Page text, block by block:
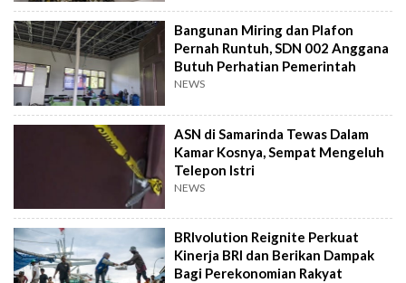
Bangunan Miring dan Plafon
Pernah Runtuh, SDN 002 Anggana
Butuh Perhatian Pemerintah
NEWS
ASN di Samarinda Tewas Dalam
Kamar Kosnya, Sempat Mengeluh
Telepon Istri
NEWS
BRIvolution Reignite Perkuat
Kinerja BRI dan Berikan Dampak
Bagi Perekonomian Rakyat